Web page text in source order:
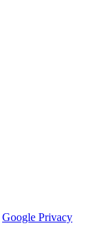
Google Privacy